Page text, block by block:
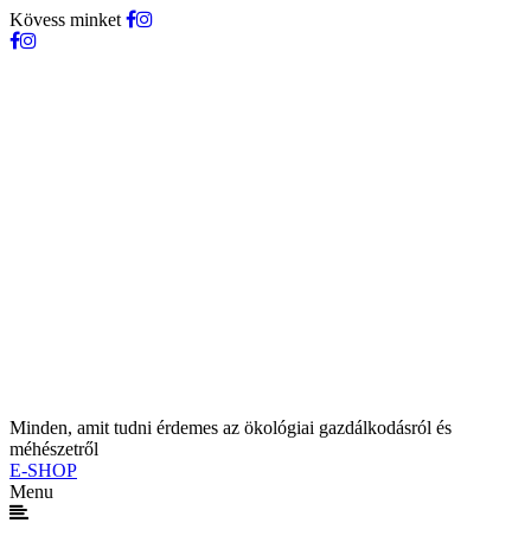
Kövess minket
Minden, amit tudni érdemes az ökológiai gazdálkodásról és
méhészetről
E-SHOP
Menu